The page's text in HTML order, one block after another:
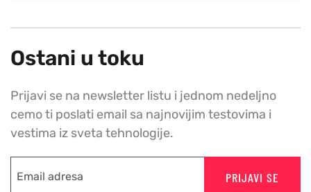
Ostani u toku
Prijavi se na newsletter listu i jednom nedeljno
cemo ti poslati email sa najnovijim testovima i
vestima iz sveta tehnologije.
PRIJAVI SE